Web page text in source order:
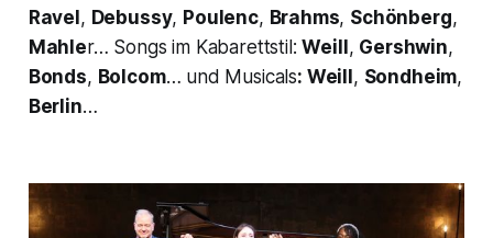
Ravel, Debussy, Poulenc, Brahms, Schönberg,
Mahler… Songs im Kabarettstil:Weill, Gershwin,
Bonds, Bolcom… und Musicals: Weill, Sondheim,
Berlin…